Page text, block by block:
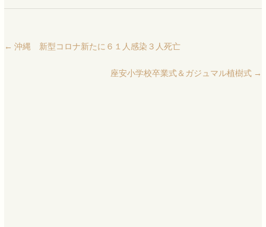
← 沖縄 新型コロナ新たに６１人感染３人死亡
座安小学校卒業式＆ガジュマル植樹式 →